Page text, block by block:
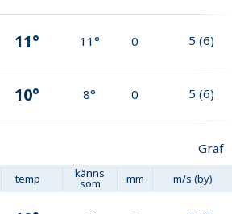
11° 11° 0 5 (6)
10° 8° 0 5 (6)
Graf
temp känns
som mm m/s (by)